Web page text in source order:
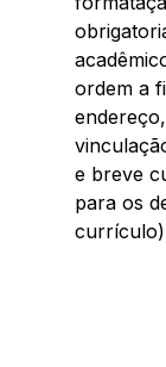
ordem a
e breve
para os
currículo)